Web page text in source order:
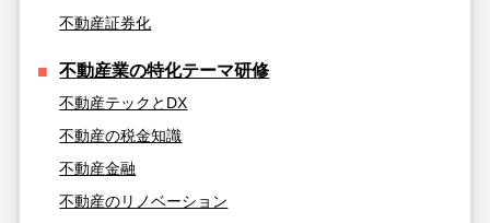
不動産証券化
不動産業の特化テーマ研修
不動産テックとDX
不動産の税金知識
不動産金融
不動産のリノベーション